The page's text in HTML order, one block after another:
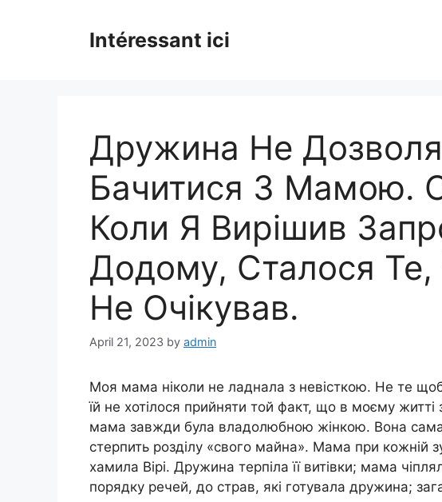
Intéressant ici
Дружина Не
Бачитися З Мамою.
Коли Я Вирішив
Додому, Сталося Те,
Не Очікував.
April 21, 2023 by admin
Моя мама ніколи не ладнала з невісткою. Не те
їй не хотілося прийняти той факт, що в моєму житті
мама завжди була владолюбною жінкою. Вона
стерпить розділу «свого майна». Мама при кожній
хамила Вірі. Дружина терпіла її витівки; мама
порядку речей, до страв, які готувала дружина;